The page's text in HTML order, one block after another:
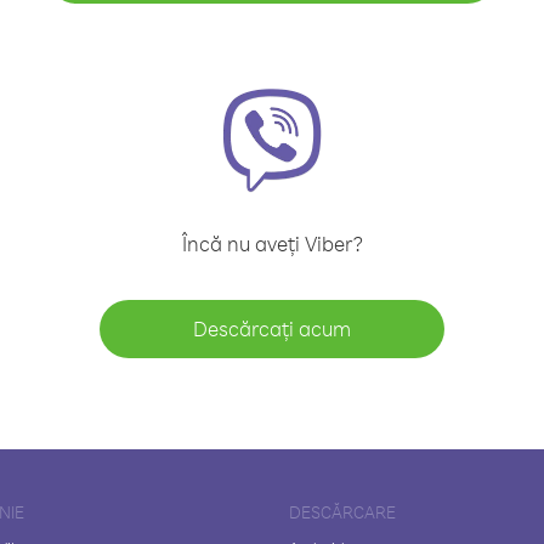
Încă nu aveți Viber?
Descărcați acum
DESCĂRCARE